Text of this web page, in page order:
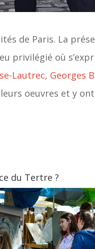
de Paris. La
privilégié où
Lautrec, Georges
oeuvres et y
du Tertre ?